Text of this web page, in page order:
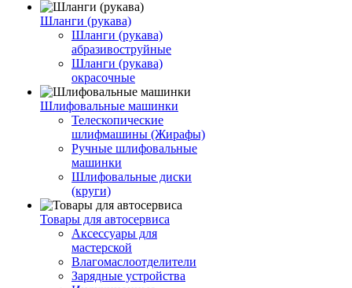
Шланги (рукава)
Шланги (рукава)
абразивоструйные
Шланги (рукава)
окрасочные
Шлифовальные машинки
Телескопические
шлифмашины (Жирафы)
Ручные шлифовальные
машинки
Шлифовальные диски
(круги)
Товары для автосервиса
Аксессуары для
мастерской
Влагомаслоотделители
Зарядные устройства